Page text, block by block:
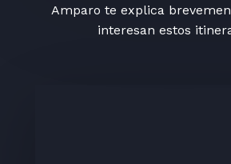
Amparo te explica
interesan estos